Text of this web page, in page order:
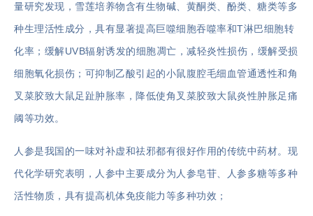
量研究发现，雪莲培养物含有生物碱、黄酮类、酚类、糖类等多
种生理活性成分，具有显著提高巨噬细胞吞噬率和T淋巴细胞转
化率；缓解UVB辐射诱发的细胞凋亡，减轻炎性损伤，缓解受损
细胞氧化损伤；可抑制乙酸引起的小鼠腹腔毛细血管通透性和角
叉菜胶致大鼠足趾肿胀率，降低使角叉菜胶致大鼠炎性肿胀足痛
阈等功效。
人参是我国的一味对补虚和祛邪都有很好作用的传统中药材。现
代化学研究表明，人参中主要成分为人参皂苷、人参多糖等多种
活性物质，具有提高机体免疫能力等多种功效；